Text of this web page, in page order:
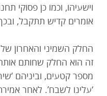
וישעיהו, וכמו כן פסוקי
אומרים קדיש תתקבל,
החלק השמיני והאחרון
זה הוא החלק שחותם
מספר קטעים, וביניהם
‘עלינו לשבח’. לאחר